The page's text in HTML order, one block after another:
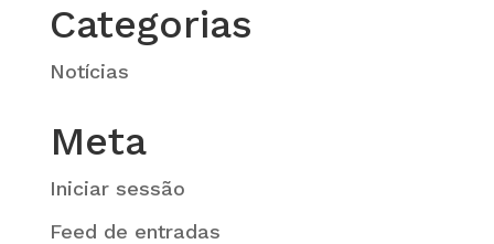
Categorias
Notícias
Meta
Iniciar sessão
Feed de entradas